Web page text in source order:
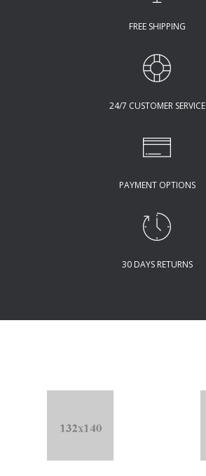
FREE SHIPPING
24/7 CUSTOMER SERVICE
PAYMENT OPTIONS
30 DAYS RETURNS